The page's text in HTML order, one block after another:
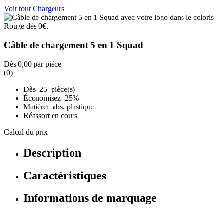
Voir tout Chargeurs
Câble de chargement 5 en 1 Squad
Dès 0,00 par pièce
(0)
Dès 25 pièce(s)
Économisez 25%
Matière: abs, plastique
Réassort en cours
Calcul du prix
Description
Caractéristiques
Informations de marquage